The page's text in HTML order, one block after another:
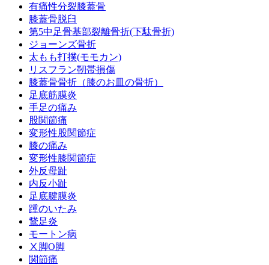
有痛性分裂膝蓋骨
膝蓋骨脱臼
第5中足骨基部裂離骨折(下駄骨折)
ジョーンズ骨折
太もも打撲(モモカン)
リスフラン靭帯損傷
膝蓋骨骨折（膝のお皿の骨折）
足底筋膜炎
手足の痛み
股関節痛
変形性股関節症
膝の痛み
変形性膝関節症
外反母趾
内反小趾
足底腱膜炎
踵のいたみ
鵞足炎
モートン病
Ⅹ脚O脚
関節痛